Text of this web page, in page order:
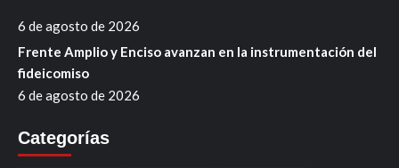
6 de agosto de 2026
Frente Amplio y Enciso avanzan en la instrumentación del
fideicomiso
6 de agosto de 2026
Categorías